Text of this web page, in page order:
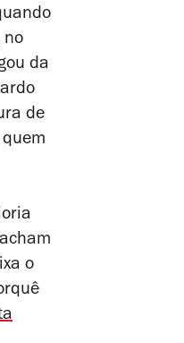
no
da
de
o